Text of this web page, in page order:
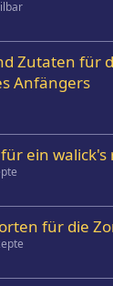
Zutaten für
Anfängers
ein walick's
für die